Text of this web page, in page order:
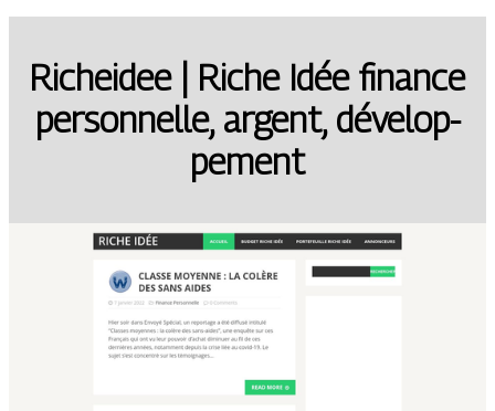
Richeidee | Riche Idée finance
personnelle, argent, dévelop­
pe­ment